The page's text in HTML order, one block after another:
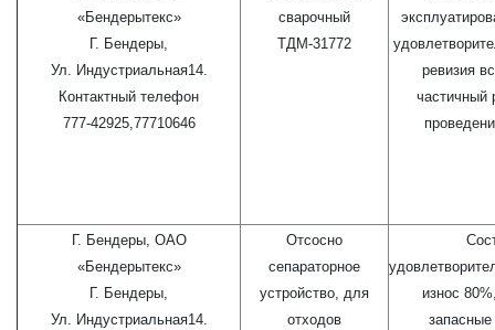
«Бендерытекс»
Г. Бендеры,
Ул. Индустриальная14.
Контактный телефон
777-42925,77710646
сварочный
ТДМ-31772
ревизия
частичный
Г. Бендеры, ОАО
«Бендерытекс»
Г. Бендеры,
Ул. Индустриальная14.
Отсосно
сепараторное
устройство, для
отходов
износ